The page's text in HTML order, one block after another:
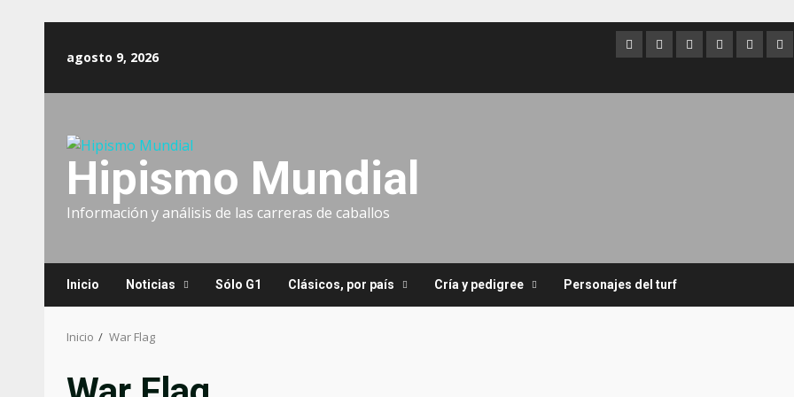
agosto 9, 2026
Argentina
AustraliaBrasilChileDubai
Hipismo Mundial
Información y análisis de las carreras de caballos
Inicio Noticias Sólo G1 Clásicos, por país Cría y pedigree Personajes del turf
Inicio War Flag